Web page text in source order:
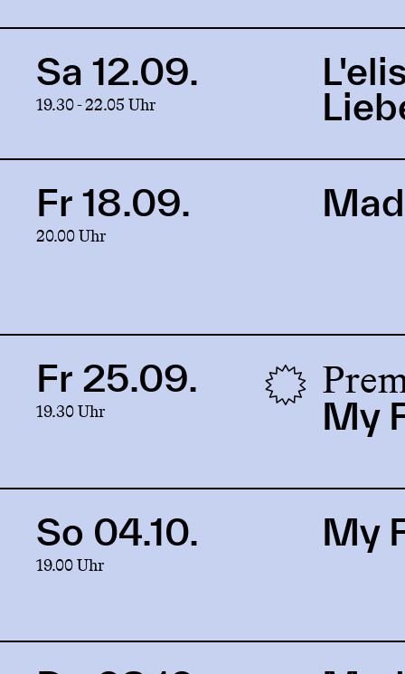
Liebestrank]
production
d'amore
Liebestrank]
Sa 12.09.
19.30 - 22.05 Uhr
production
Medea
Fr 18.09.
20.00 Uhr
production
Lady
Fr 25.09.
19.30 Uhr My
production
Lady
So 04.10.
19.00 Uhr
My